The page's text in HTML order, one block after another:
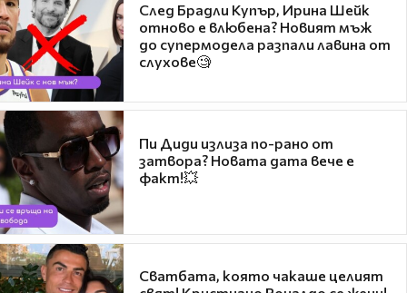
След Брадли Купър, Ирина Шейк
отново е влюбена? Новият мъж
до супермодела разпали лавина от
слухове🧐
Пи Диди излиза по-рано от
затвора? Новата дата вече е
факт!💥
Сватбата, която чакаше целият